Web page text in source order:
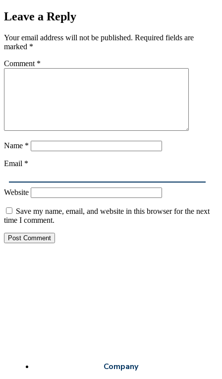
Leave a Reply
Your email address will not be published. Required fields are
marked *
Comment *
Name *
Email *
Website
Save my name, email, and website in this browser for the next
time I comment.
Company